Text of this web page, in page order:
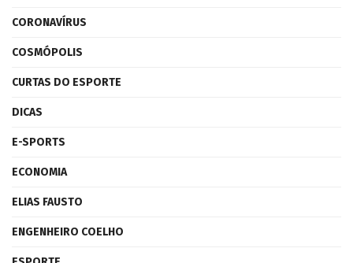
CORONAVÍRUS
COSMÓPOLIS
CURTAS DO ESPORTE
DICAS
E-SPORTS
ECONOMIA
ELIAS FAUSTO
ENGENHEIRO COELHO